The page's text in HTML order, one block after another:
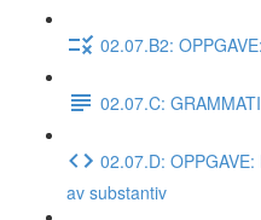
02.07.B2:
02.07.C:
02.07.D:
av substantiv